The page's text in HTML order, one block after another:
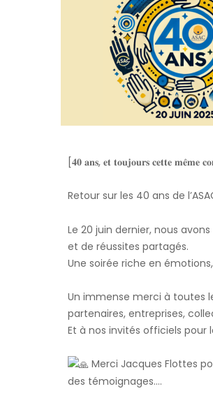
[𝟒𝟎 𝐚𝐧𝐬, 𝐞𝐭 𝐭𝐨𝐮𝐣𝐨𝐮𝐫𝐬 𝐜𝐞𝐭𝐭𝐞 𝐦𝐞̂𝐦𝐞
Retour sur les 40 ans de
Le 20 juin dernier, nous
et de réussites partagés.
Une soirée riche en
Un immense merci à toutes
partenaires, entreprises,
Et à nos invités officiels pour
Merci Jacques Flottes
des témoignages….